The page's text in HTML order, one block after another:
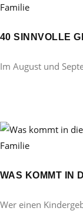
Familie
40 SINNVOLLE
Im August und
Familie
WAS KOMMT IN
Wer einen